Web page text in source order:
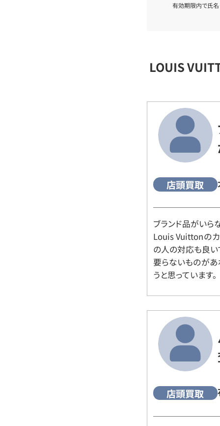
有効期限内で氏名
LOUIS
店頭買取
ブランド品がいら
Louis Vuittonの
の人の対応も良い
要らないものがあ
うと思っています。
店頭買取